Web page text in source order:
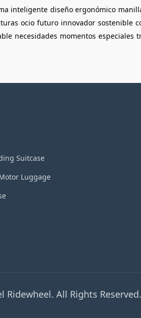
inteligente diseño ergonómico
ocio futuro innovador sostenible
necesidades momentos especiales
Suitcase
Luggage
Ridewheel. All Rights Reserved.